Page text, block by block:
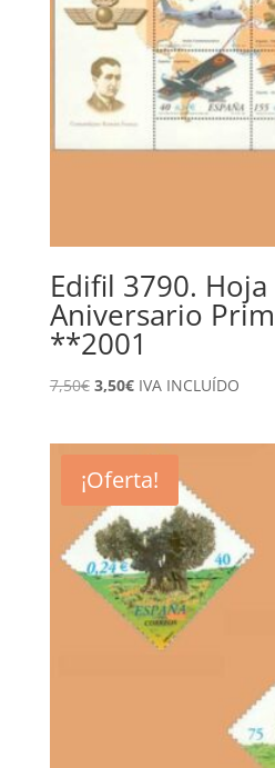
Edifil 3790. Hoja
Aniversario
**2001
7,50€ El
7,50€.
3,50€El
3,50€.
IVA INCLUÍDO
¡Oferta!